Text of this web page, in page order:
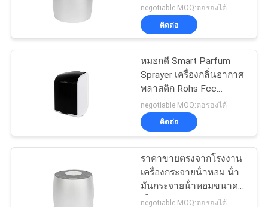
negotiable MOQ:ต่อรองได้
ติดต่อ
หมอกดี Smart Parfum
Sprayer เครื่องกลิ่นอากาศ
พลาสติก Rohs Fcc
ยอมรับ Aroma
negotiable MOQ:ต่อรองได้
ติดต่อ
ราคาขายตรงจากโรงงาน
เครื่องกระจายน้ําหอม น้ํา
มันกระจายน้ําหอมขนาด
เล็ก 60 มิลลิลิตรอลูมิเนียม
negotiable MOQ:ต่อรองได้